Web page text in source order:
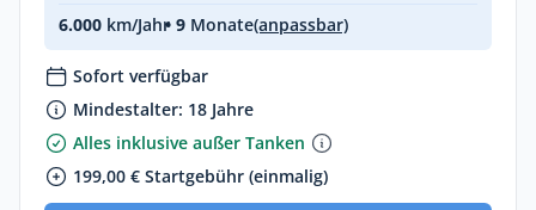
6.000 km/Jahr• 9 Monate(anpassbar)
Sofort verfügbar
Mindestalter: 18 Jahre
Alles inklusive außer Tanken
199,00 € Startgebühr (einmalig)